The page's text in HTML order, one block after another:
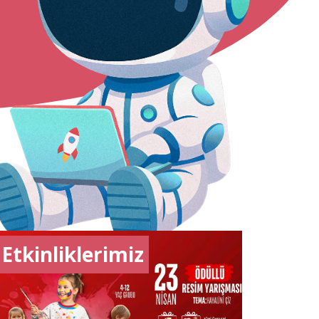
Etkinliklerimiz